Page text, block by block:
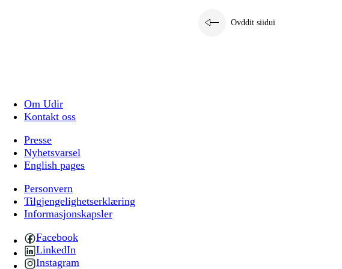
Ovddit siidui
Om Udir
Kontakt oss
Presse
Nyhetsvarsel
English pages
Personvern
Tilgjengelighetserklæring
Informasjonskapsler
Facebook
LinkedIn
Instagram